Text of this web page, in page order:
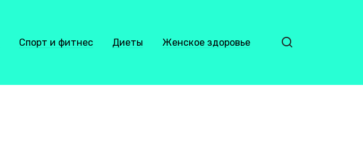
Спорт и фитнес Диеты Женское здоровье